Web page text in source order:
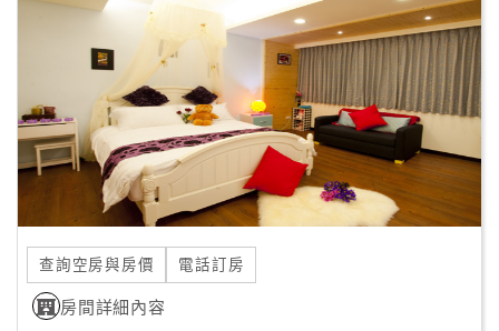
意
度
訂
單
管
理
出國，也可以在這裡享受
一個安靜且無拘束的空間。
房間則以漆白雅致的實木雕花床組，豪華中充滿英國鄉村風
味；進入房間時，
映入眼簾的畫作皆是現代藝術表徵。
絢麗又雅緻的水晶吊燈、舒適的羽絨枕及德國進口技術乳膠
每一個時序，
每一個季節，能在這裡結合人文、休閒、親情、及不失品味
的高規格休閒空間。
查詢空房與房價 電話訂房
房間詳細內容